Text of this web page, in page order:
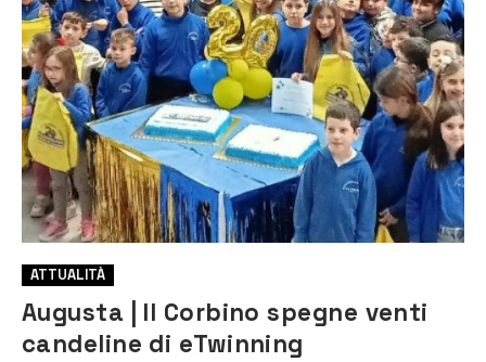
ATTUALITÀ
Augusta | Il Corbino spegne venti
candeline di eTwinning